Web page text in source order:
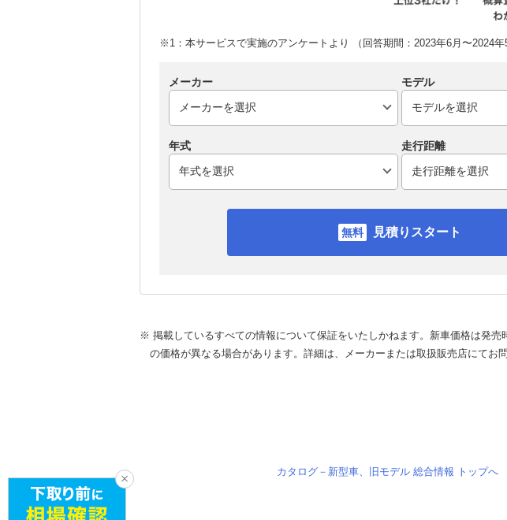
※1：本サービスで実施のアンケートより （回答期間：2023年6月〜2024年5
メーカー モデル
年式 走行距離
見積りスタート
※ 掲載しているすべての情報について保証をいたしかねます。新車価格は発売
の価格が異なる場合があります。詳細は、メーカーまたは取扱販売店にてお
カタログ－新型車、旧モデル 総合情報 トップへ